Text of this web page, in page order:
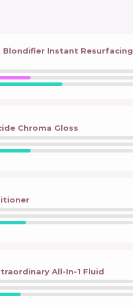
Instant Resurfacing
Chroma Gloss
All-In-1 Fluid